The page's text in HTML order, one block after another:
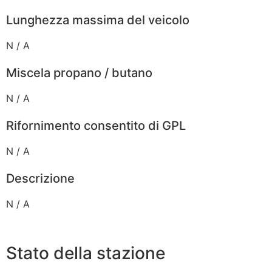
Lunghezza massima del veicolo
N / A
Miscela propano / butano
N / A
Rifornimento consentito di GPL
N / A
Descrizione
N / A
Stato della stazione